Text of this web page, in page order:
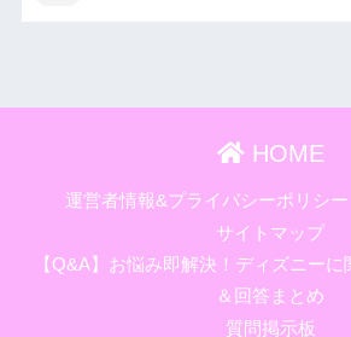
HOME
運営者情報&プライバシーポリシー
サイトマップ
【Q&A】お悩み即解決！ディズニー
＆回答まとめ
質問掲示板